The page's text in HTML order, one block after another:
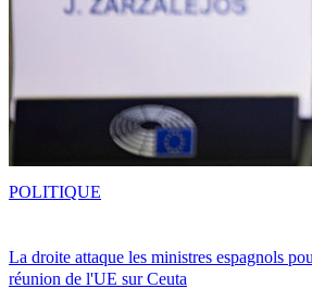
La droite attaque les ministres espagnols
réunion de l'UE sur Ceuta
POLITIQUE